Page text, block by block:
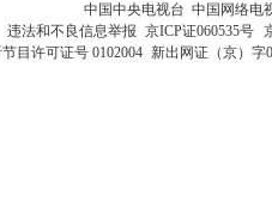
中国中央电视台 中国网络电
违法和不良信息举报 京ICP证060535号
目许可证号 0102004 新出网证（京）